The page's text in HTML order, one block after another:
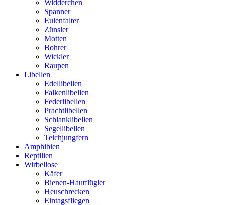
Widderchen
Spanner
Eulenfalter
Zünsler
Motten
Bohrer
Wickler
Raupen
Libellen
Edellibellen
Falkenlibellen
Federlibellen
Prachtlibellen
Schlanklibellen
Segellibellen
Teichjungfern
Amphibien
Reptilien
Wirbellose
Käfer
Bienen-Hautflügler
Heuschrecken
Eintagsfliegen